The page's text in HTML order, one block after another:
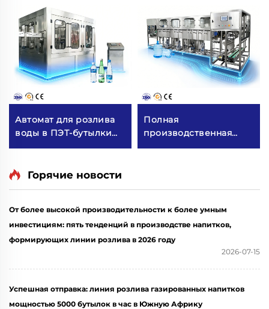
Автомат для розлива
воды в ПЭТ-бутылки
Полная
производственная
Горячие новости
От более высокой производительности к более умным
инвестициям: пять тенденций в производстве напитков,
формирующих линии розлива в 2026 году
2026-07-15
Успешная отправка: линия розлива газированных напитков
мощностью 5000 бутылок в час в Южную Африку